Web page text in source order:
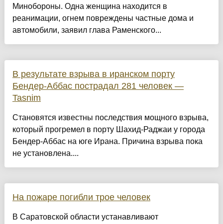
Минобороны. Одна женщина находится в
реанимации, огнем повреждены частные дома и
автомобили, заявил глава Раменского...
В результате взрыва в иранском порту
Бендер-Аббас пострадал 281 человек —
Tasnim
Становятся известны последствия мощного взрыва,
который прогремел в порту Шахид-Раджаи у города
Бендер-Аббас на юге Ирана. Причина взрыва пока
не установлена....
На пожаре погибли трое человек
В Саратовской области устанавливают